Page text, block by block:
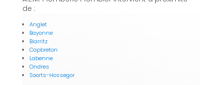
de :
Anglet
Bayonne
Biarritz
Capbreton
Labenne
Ondres
Soorts-Hossegor